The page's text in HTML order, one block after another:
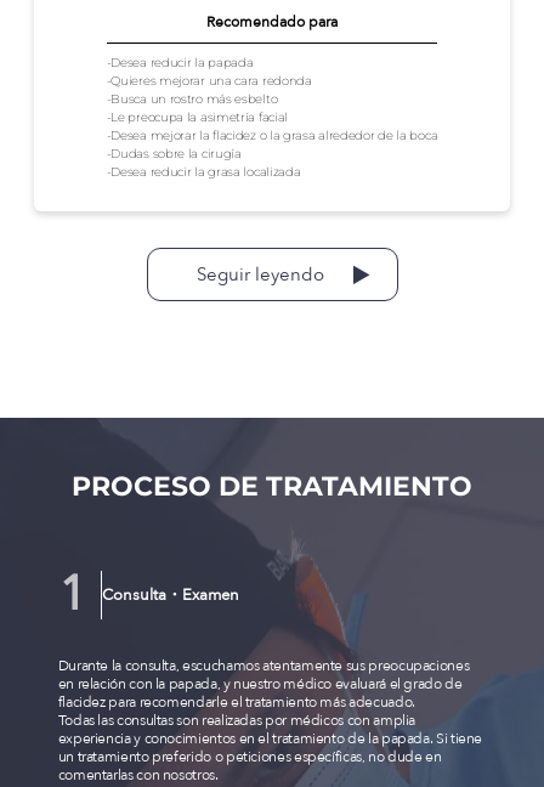
Recomendado para
-Desea reducir la papada
-Quieres mejorar una cara redonda
-Busca un rostro más esbelto
-Le preocupa la asimetría facial
-Desea mejorar la flacidez o la grasa alrededor de la boca
-Dudas sobre la cirugía
-Desea reducir la grasa localizada
Seguir leyendo
PROCESO DE TRATAMIENTO
Consulta・Examen
Durante la consulta, escuchamos atentamente sus preocupaciones
en relación con la papada, y nuestro médico evaluará el grado de
flacidez para recomendarle el tratamiento más adecuado.
Todas las consultas son realizadas por médicos con amplia
experiencia y conocimientos en el tratamiento de la papada. Si tiene
un tratamiento preferido o peticiones específicas, no dude en
comentarlas con nosotros.